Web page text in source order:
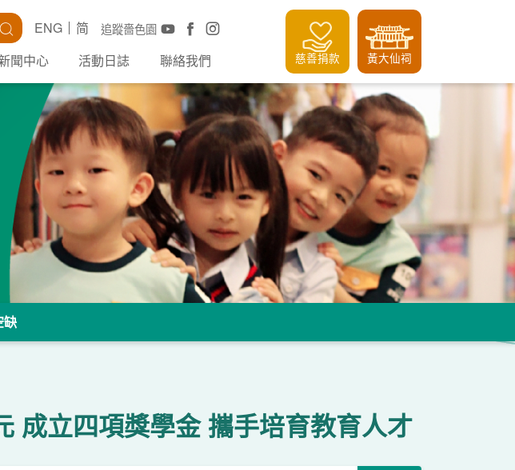
搜尋 追蹤嗇色園
ENG
简
聞中心 活動日誌 聯絡我們 慈善捐款 黃大仙祠
缺
成立四項獎學金 攜手培育教育人才